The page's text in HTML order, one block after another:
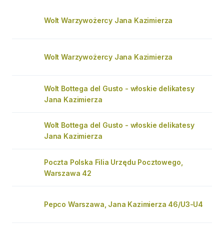
Wolt Warzywożercy Jana Kazimierza
Wolt Warzywożercy Jana Kazimierza
Wolt Bottega del Gusto - włoskie delikatesy
Jana Kazimierza
Wolt Bottega del Gusto - włoskie delikatesy
Jana Kazimierza
Poczta Polska Filia Urzędu Pocztowego,
Warszawa 42
Pepco Warszawa, Jana Kazimierza 46/U3-U4